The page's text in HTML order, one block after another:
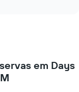
em Days